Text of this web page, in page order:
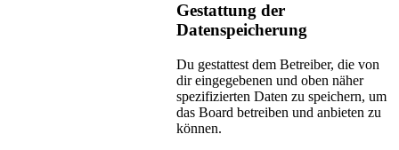
Gestattung der
Datenspeicherung
Du gestattest dem Betreiber, die von
dir eingegebenen und oben näher
spezifizierten Daten zu speichern, um
das Board betreiben und anbieten zu
können.